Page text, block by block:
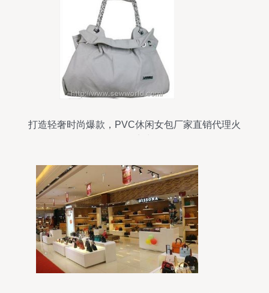
打造轻奢时尚爆款，PVC休闲女包厂家直销代理火